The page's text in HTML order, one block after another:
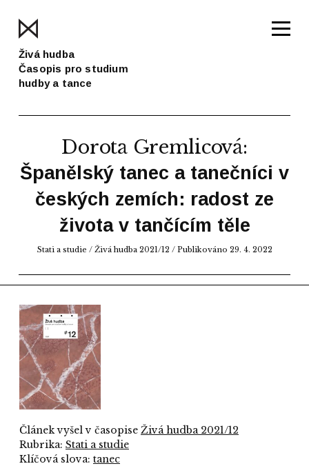
Živá hudba
Časopis pro studium
hudby a tance
Dorota Gremlicová:
Španělský tanec a tanečníci v
českých zemích: radost ze
života v tančícím těle
Stati a studie / Živá hudba 2021/12 / Publikováno 29. 4. 2022
Článek vyšel v časopise Živá hudba 2021/12
Rubrika: Stati a studie
Klíčová slova: tanec